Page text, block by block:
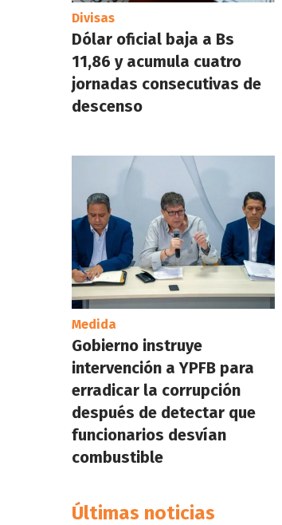
Divisas
Dólar oficial baja a Bs
11,86 y acumula cuatro
jornadas consecutivas de
descenso
Medida
Gobierno instruye
intervención a YPFB para
erradicar la corrupción
después de detectar que
funcionarios desvían
combustible
Últimas noticias